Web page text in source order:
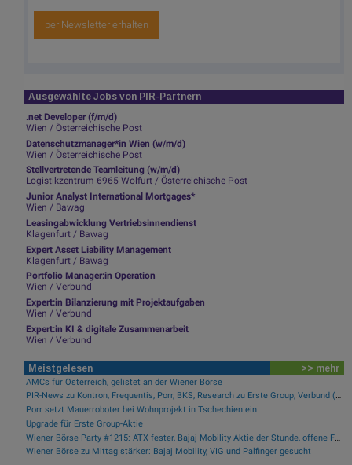
per Newsletter erhalten
Ausgewählte Jobs von PIR-Partnern
.net Developer (f/m/d)
Wien / Österreichische Post
Datenschutzmanager*in Wien (w/m/d)
Wien / Österreichische Post
Stellvertretende Teamleitung (w/m/d)
Logistikzentrum 6965 Wolfurt / Österreichische Post
Junior Analyst International Mortgages*
Wien / Bawag
Leasingabwicklung Vertriebsinnendienst
Klagenfurt / Bawag
Expert Asset Liability Management
Klagenfurt / Bawag
Portfolio Manager:in Operation
Wien / Verbund
Expert:in Bilanzierung mit Projektaufgaben
Wien / Verbund
Expert:in KI & digitale Zusammenarbeit
Wien / Verbund
Meistgelesen >> mehr
AMCs für Österreich, gelistet an der Wiener Börse
PIR-News zu Kontron, Frequentis, Porr, BKS, Research zu Erste Group, Verbund (Christine Petzwinkler)
Porr setzt Mauerroboter bei Wohnprojekt in Tschechien ein
Upgrade für Erste Group-Aktie
Wiener Börse Party #1215: ATX fester, Bajaj Mobility Aktie der Stunde, offene Fragen bei Fitgroup
Wiener Börse zu Mittag stärker: Bajaj Mobility, VIG und Palfinger gesucht